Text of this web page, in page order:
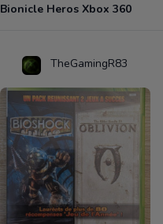
Bionicle Heros Xbox 360
TheGamingR83